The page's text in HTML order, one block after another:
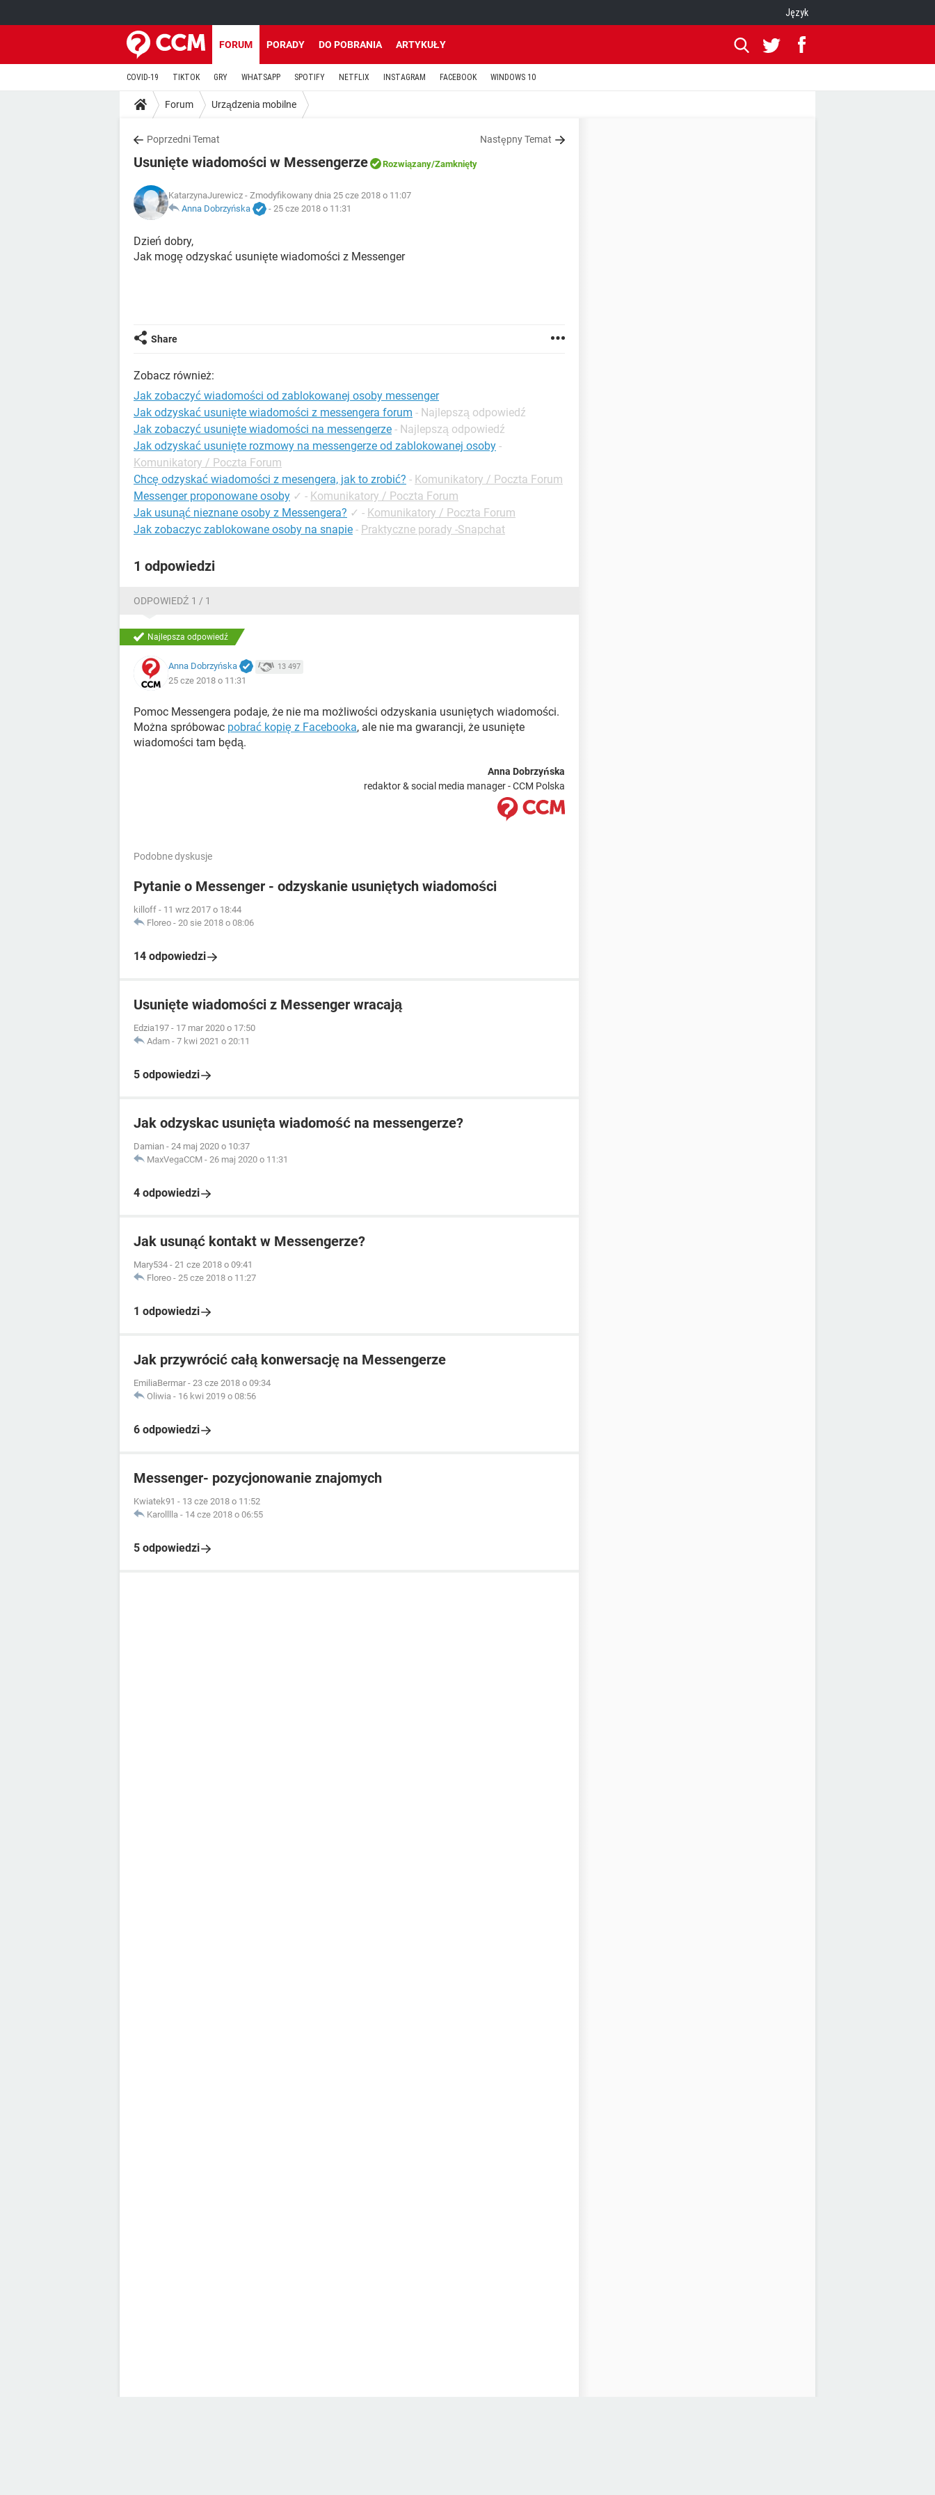
Język
FORUM PORADY DO POBRANIA ARTYKUŁY
COVID-19 TIKTOK GRY WHATSAPP SPOTIFY NETFLIX INSTAGRAM FACEBOOK WINDOWS 10
Forum Urządzenia mobilne
Poprzedni Temat Następny Temat
Usunięte wiadomości w Messengerze Rozwiązany/Zamknięty
KatarzynaJurewicz - Zmodyfikowany dnia 25 cze 2018 o 11:07
Anna Dobrzyńska
- 25 cze 2018 o 11:31
Dzień dobry,
Jak mogę odzyskać usunięte wiadomości z Messenger
Share
Zobacz również:
Jak zobaczyć wiadomości od zablokowanej osoby messenger
Jak odzyskać usunięte wiadomości z messengera forum - Najlepszą odpowiedź
Jak zobaczyć usunięte wiadomości na messengerze - Najlepszą odpowiedź
Jak odzyskać usunięte rozmowy na messengerze od zablokowanej osoby -
Komunikatory / Poczta Forum
Chcę odzyskać wiadomości z mesengera, jak to zrobić? - Komunikatory / Poczta Forum
Messenger proponowane osoby ✓ - Komunikatory / Poczta Forum
Jak usunąć nieznane osoby z Messengera? ✓ - Komunikatory / Poczta Forum
Jak zobaczyc zablokowane osoby na snapie - Praktyczne porady -Snapchat
1 odpowiedzi
ODPOWIEDŹ 1 / 1
Najlepsza odpowiedź
Anna Dobrzyńska 13 497
25 cze 2018 o 11:31
Pomoc Messengera podaje, że nie ma możliwości odzyskania usuniętych wiadomości.
Można spróbowac pobrać kopię z Facebooka, ale nie ma gwarancji, że usunięte
wiadomości tam będą.
Anna Dobrzyńska
redaktor & social media manager - CCM Polska
Podobne dyskusje
Pytanie o Messenger - odzyskanie usuniętych wiadomości
killoff - 11 wrz 2017 o 18:44
Floreo - 20 sie 2018 o 08:06
14 odpowiedzi
Usunięte wiadomości z Messenger wracają
Edzia197 - 17 mar 2020 o 17:50
Adam - 7 kwi 2021 o 20:11
5 odpowiedzi
Jak odzyskac usunięta wiadomość na messengerze?
Damian - 24 maj 2020 o 10:37
MaxVegaCCM - 26 maj 2020 o 11:31
4 odpowiedzi
Jak usunąć kontakt w Messengerze?
Mary534 - 21 cze 2018 o 09:41
Floreo - 25 cze 2018 o 11:27
1 odpowiedzi
Jak przywrócić całą konwersację na Messengerze
EmiliaBermar - 23 cze 2018 o 09:34
Oliwia - 16 kwi 2019 o 08:56
6 odpowiedzi
Messenger- pozycjonowanie znajomych
Kwiatek91 - 13 cze 2018 o 11:52
Karolllla - 14 cze 2018 o 06:55
5 odpowiedzi